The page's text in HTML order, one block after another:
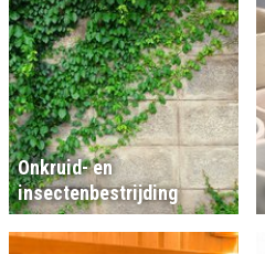
Onkruid- en
insectenbestrijding